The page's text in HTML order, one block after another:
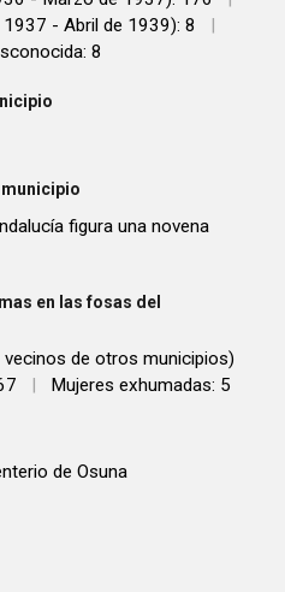
- Abril de 1939): 8
|
8
figura una novena
en las fosas del
de otros municipios)
| Mujeres exhumadas: 5
de Osuna